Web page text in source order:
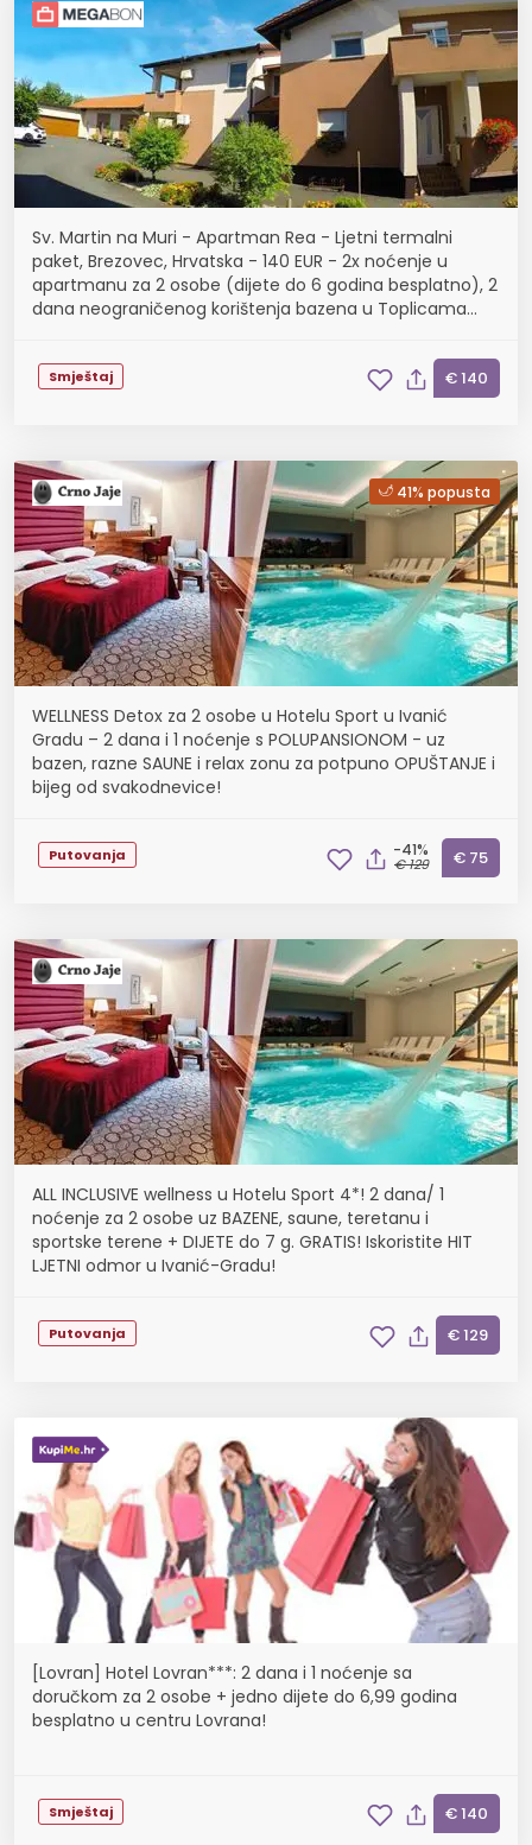
Sv. Martin na Muri - Apartman Rea - Ljetni termalni
paket, Brezovec, Hrvatska - 140 EUR - 2x noćenje u
apartmanu za 2 osobe (dijete do 6 godina besplatno), 2
dana neograničenog korištenja bazena u Toplicama
Smještaj € 140
41% popusta
WELLNESS Detox za 2 osobe u Hotelu Sport u Ivanić
Gradu – 2 dana i 1 noćenje s POLUPANSIONOM - uz
bazen, razne SAUNE i relax zonu za potpuno OPUŠTANJE i
bijeg od svakodnevice!
Putovanja -41%
€ 129 € 75
ALL INCLUSIVE wellness u Hotelu Sport 4*! 2 dana/ 1
noćenje za 2 osobe uz BAZENE, saune, teretanu i
sportske terene + DIJETE do 7 g. GRATIS! Iskoristite HIT
LJETNI odmor u Ivanić-Gradu!
Putovanja € 129
[Lovran] Hotel Lovran***: 2 dana i 1 noćenje sa
doručkom za 2 osobe + jedno dijete do 6,99 godina
besplatno u centru Lovrana!
Smještaj € 140